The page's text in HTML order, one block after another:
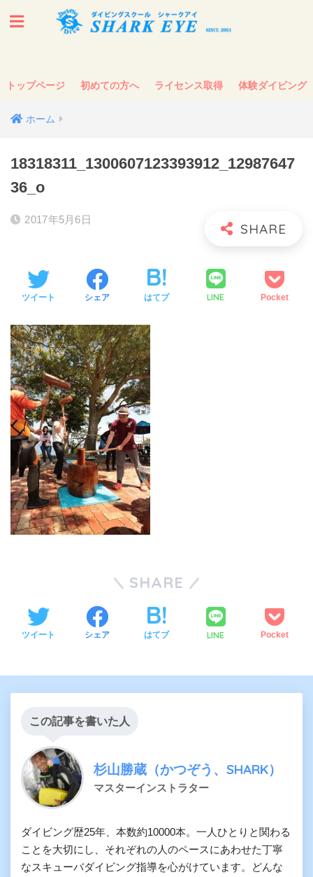
トップページ 初めての方へ ライセンス取得 体験ダイビング
ホーム
18318311_1300607123393912_12987647
36_o
2017年5月6日
ツイート シェア はてブ LINE Pocket
SHARE
ツイート シェア はてブ LINE Pocket
この記事を書いた人
杉山勝蔵（かつぞう、SHARK）
マスターインストラター
ダイビング歴25年、本数約10000本。一人ひとりと関わる
ことを大切にし、それぞれの人のペースにあわせた丁寧
なスキューバダイビング指導を心がけています。どんな